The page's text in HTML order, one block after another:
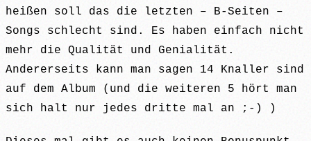
heißen soll das die letzten – B-Seiten –
Songs schlecht sind. Es haben einfach nicht
mehr die Qualität und Genialität.
Andererseits kann man sagen 14 Knaller sind
auf dem Album (und die weiteren 5 hört man
sich halt nur jedes dritte mal an ;-) )